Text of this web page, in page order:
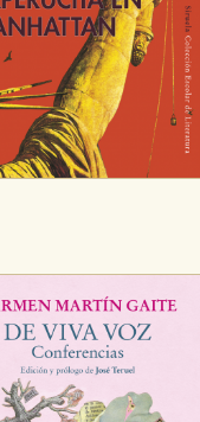
es posible
áreas de nuestra